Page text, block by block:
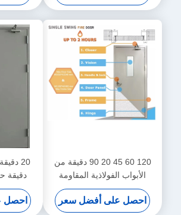
120 60 45 20 90 دقيقة من
الأبواب الفولاذية المقاومة
للحريق الداخلية للأبواب
المزدوجة المقاومة للحريق
احصل على أفضل سعر
دقيقة
احصل